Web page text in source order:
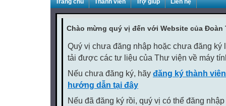
Trang chủ Thành viên Trợ giúp Liên hệ
Chào mừng quý vị đến với Website của Đoàn
Quý vị chưa đăng nhập hoặc chưa đăng ký
tải được các tư liệu của Thư viện về máy
Nếu chưa đăng ký, hãy đăng ký thành
hướng dẫn tại đây
Nếu đã đăng ký rồi, quý vị có thể đăng